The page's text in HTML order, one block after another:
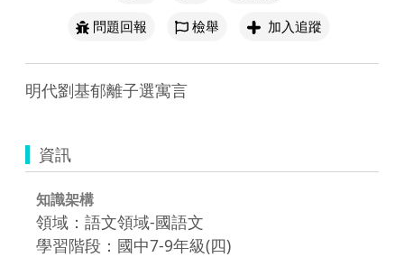
問題回報
檢舉 加入追蹤
明代劉基郁離子選寓言
資訊
知識架構
領域：語文領域-國語文
學習階段：國中7-9年級(四)